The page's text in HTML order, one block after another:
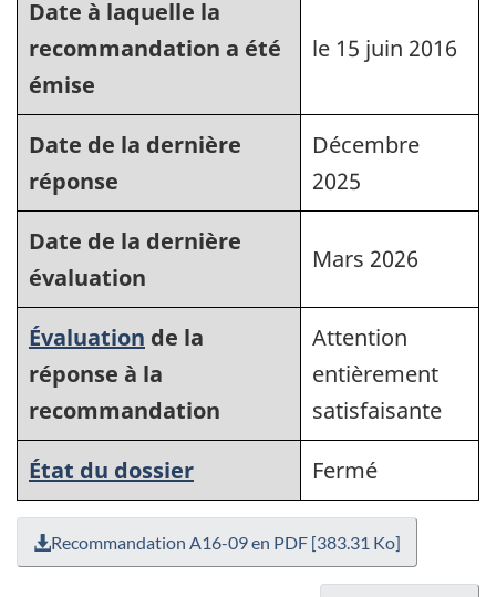
Date à laquelle la
recommandation a été
émise
le 15 juin 2016
Date de la dernière
réponse
Décembre
2025
Date de la dernière
évaluation
Mars 2026
Évaluation de la
réponse à la
recommandation
Attention
entièrement
satisfaisante
État du dossier
Fermé
Recommandation A16-09 en PDF [383.31 Ko]